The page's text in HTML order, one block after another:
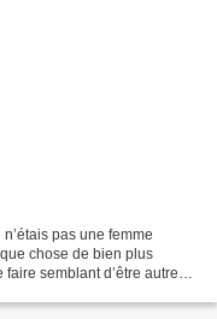
pas une femme
chose de bien plus
semblant d’être autre